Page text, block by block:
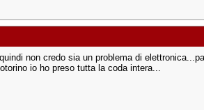
non credo sia un problema di
io ho preso tutta la coda intera...